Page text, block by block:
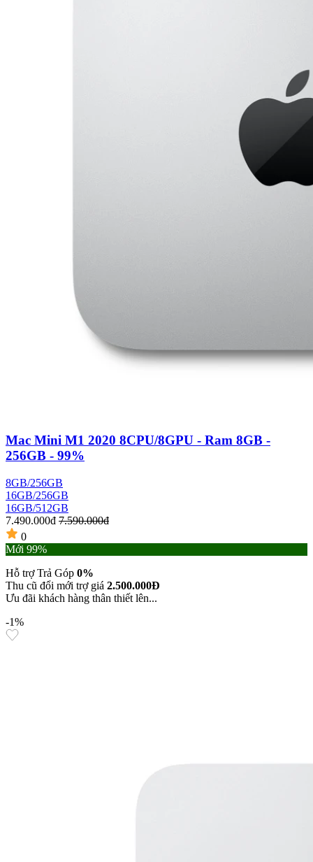
Mac Mini M1 2020 8CPU/8GPU - Ram 8GB -
256GB - 99%
8GB/256GB
16GB/256GB
16GB/512GB
7.490.000đ 7.590.000đ
0
Mới 99%
Hỗ trợ Trả Góp 0%
Thu cũ đổi mới trợ giá 2.500.000Đ
Ưu đãi khách hàng thân thiết lên...
-1%